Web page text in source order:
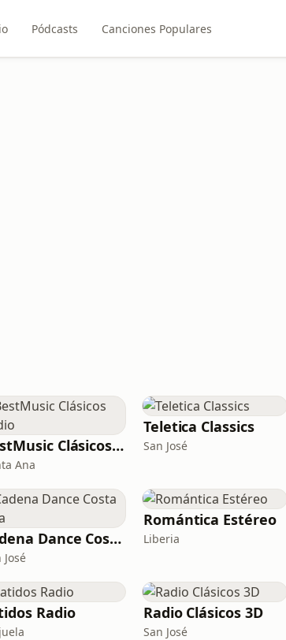
Pódcasts Canciones Populares
BestMusic Clásicos Radio
Ana
Teletica Classics
San José
Cadena Dance Costa Rica
José
Romántica Estéreo
Liberia
Radio Radio Clásicos 3D
San José